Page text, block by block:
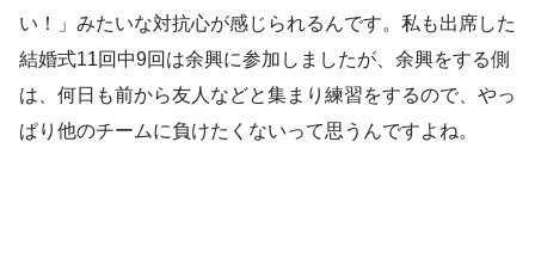
い！」みたいな対抗心が感じられるんです。私も出席した
結婚式11回中9回は余興に参加しましたが、余興をする側
は、何日も前から友人などと集まり練習をするので、やっ
ぱり他のチームに負けたくないって思うんですよね。